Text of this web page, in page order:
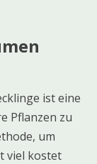
ist eine
Pflanzen zu
um
viel kostet